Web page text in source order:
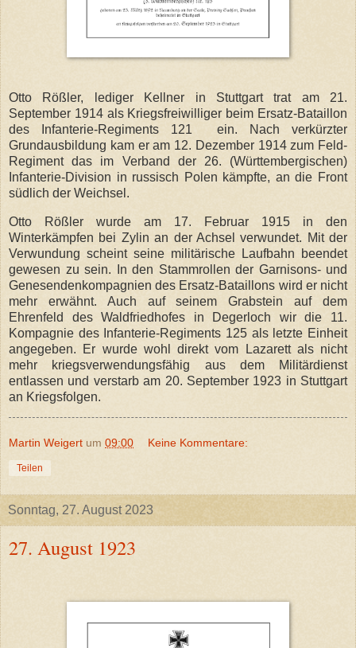
Otto Rößler, lediger Kellner in Stuttgart trat am 21.
September 1914 als Kriegsfreiwilliger beim Ersatz-Bataillon
des Infanterie-Regiments 121 ein. Nach verkürzter
Grundausbildung kam er am 12. Dezember 1914 zum Feld-
Regiment das im Verband der 26. (Württembergischen)
Infanterie-Division in russisch Polen kämpfte, an die Front
südlich der Weichsel.
Otto Rößler wurde am 17. Februar 1915 in den
Winterkämpfen bei Zylin an der Achsel verwundet. Mit der
Verwundung scheint seine militärische Laufbahn beendet
gewesen zu sein. In den Stammrollen der Garnisons- und
Genesendenkompagnien des Ersatz-Bataillons wird er nicht
mehr erwähnt. Auch auf seinem Grabstein auf dem
Ehrenfeld des Waldfriedhofes in Degerloch wir die 11.
Kompagnie des Infanterie-Regiments 125 als letzte Einheit
angegeben. Er wurde wohl direkt vom Lazarett als nicht
mehr kriegsverwendungsfähig aus dem Militärdienst
entlassen und verstarb am 20. September 1923 in Stuttgart
an Kriegsfolgen.
Martin Weigert um 09:00 Keine Kommentare:
Teilen
Sonntag, 27. August 2023
27. August 1923